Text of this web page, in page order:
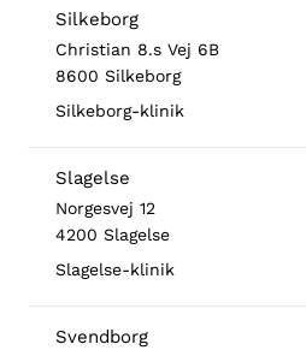
Silkeborg
Christian 8.s Vej 6B
8600 Silkeborg
Silkeborg-klinik
Slagelse
Norgesvej 12
4200 Slagelse
Slagelse-klinik
Svendborg